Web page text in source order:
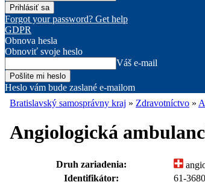
Forgot your password? Get help
GDPR
Obnova hesla
Obnoviť svoje heslo
Váš e-mail
Heslo vám bude zaslané e-mailom